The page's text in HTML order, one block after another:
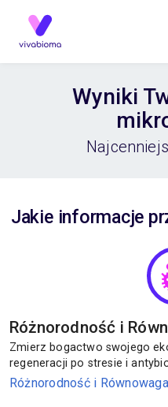
Wyniki
Jakie informacje
Różnorodność i
Zmierz bogactwo swojego
regeneracji po stresie i
Różnorodność i